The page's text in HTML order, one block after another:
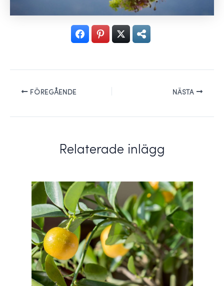
FÖREGÅENDE NÄSTA
Relaterade inlägg